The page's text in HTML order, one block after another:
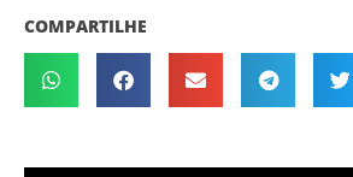
COMPARTILHE